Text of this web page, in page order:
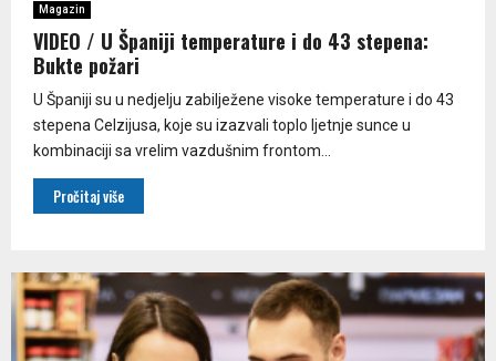
Magazin
VIDEO / U Španiji temperature i do 43 stepena:
Bukte požari
U Španiji su u nedjelju zabilježene visoke temperature i do 43
stepena Celzijusa, koje su izazvali toplo ljetnje sunce u
kombinaciji sa vrelim vazdušnim frontom...
Pročitaj više